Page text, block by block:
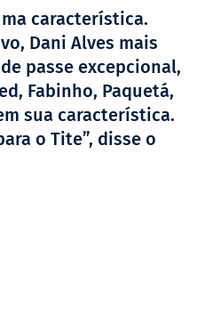
característica.
Dani Alves mais
passe excepcional,
Fabinho, Paquetá,
sua característica.
o Tite”, disse o